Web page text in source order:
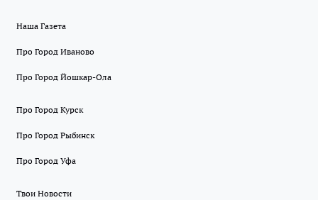
Наша Газета
Про Город Иваново
Про Город Йошкар-Ола
Про Город Курск
Про Город Рыбинск
Про Город Уфа
Твои Новости